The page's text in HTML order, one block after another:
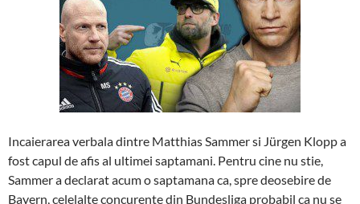
Incaierarea verbala dintre Matthias Sammer si Jürgen Klopp a
fost capul de afis al ultimei saptamani. Pentru cine nu stie,
Sammer a declarat acum o saptamana ca, spre deosebire de
Bayern, celelalte concurente din Bundesliga probabil ca nu se